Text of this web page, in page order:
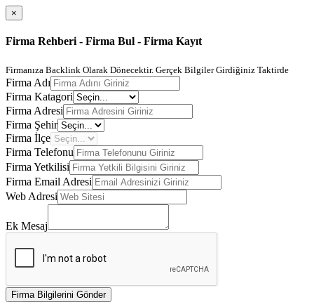
×
Firma Rehberi - Firma Bul - Firma Kayıt
Firmanıza Backlink Olarak Dönecektir. Gerçek Bilgiler Girdiğiniz Taktirde
Firma Adı
Firma Katagori
Firma Adresi
Firma Şehir
Firma İlçe
Firma Telefonu
Firma Yetkilisi
Firma Email Adresi
Web Adresi
Ek Mesaj
Firma Bilgilerini Gönder